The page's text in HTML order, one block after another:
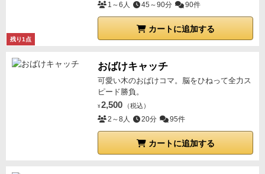
残り1点
1～6人 45～90分 90件
カートに追加する
おばけキャッチ
可愛い木のおばけコマ。脳をひねって全力ス
ピード勝負。
¥ 2,500 （税込）
2～8人 20分 95件
カートに追加する